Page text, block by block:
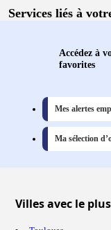
Services liés à
Accédez à
favorites
Mes alertes
Ma sélection
Villesavec le